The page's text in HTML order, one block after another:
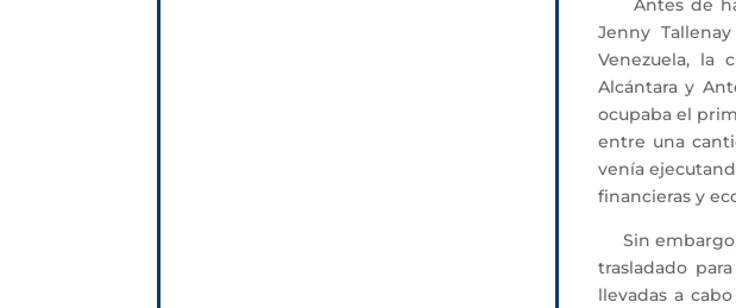
Antes de
Jenny
Venezuela, la
Alcántara y
ocupaba el
entre una
venía
financieras y
Sin embargo,
trasladado
llevadas a